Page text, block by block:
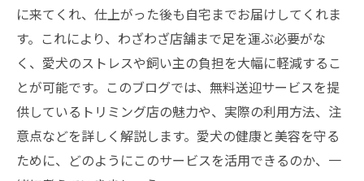
に来てくれ、仕上がった後も自宅までお届けしてくれま
す。これにより、わざわざ店舗まで足を運ぶ必要がな
く、愛犬のストレスや飼い主の負担を大幅に軽減するこ
とが可能です。このブログでは、無料送迎サービスを提
供しているトリミング店の魅力や、実際の利用方法、注
意点などを詳しく解説します。愛犬の健康と美容を守る
ために、どのようにこのサービスを活用できるのか、一